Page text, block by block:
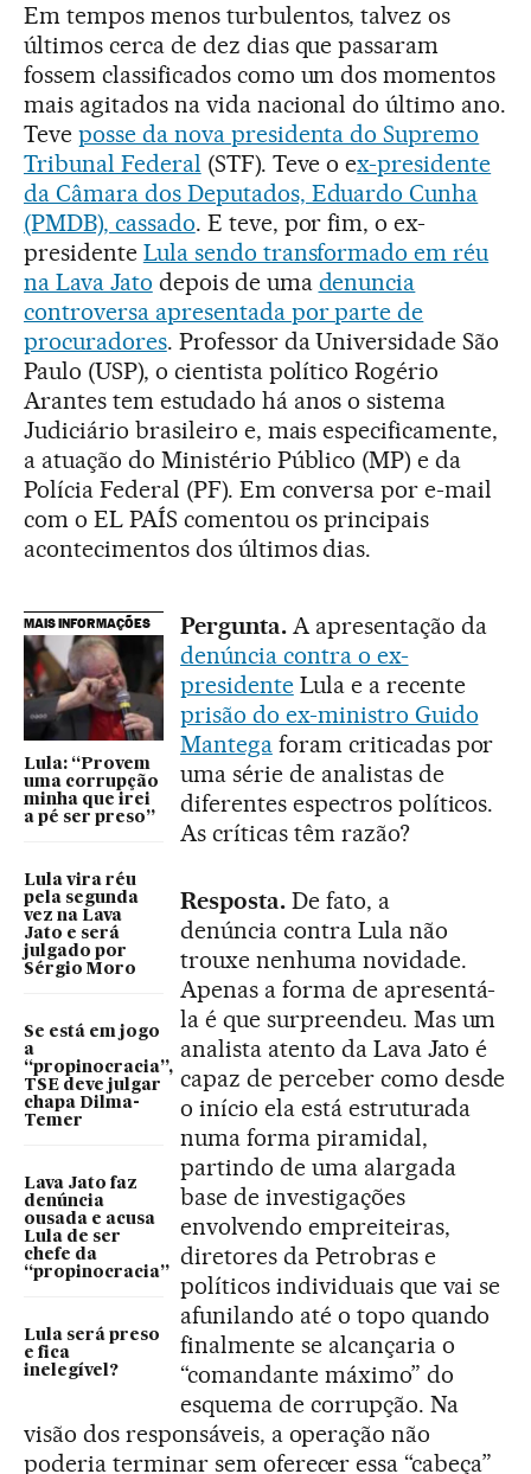
Em tempos menos turbulentos, talvez os
últimos cerca de dez dias que passaram
fossem classificados como um dos momentos
mais agitados na vida nacional do último ano.
Teve posse da nova presidenta do Supremo
Tribunal Federal (STF). Teve o ex-presidente
da Câmara dos Deputados, Eduardo Cunha
(PMDB), cassado. E teve, por fim, o ex-
presidente Lula sendo transformado em réu
na Lava Jato depois de uma denuncia
controversa apresentada por parte de
procuradores. Professor da Universidade São
Paulo (USP), o cientista político Rogério
Arantes tem estudado há anos o sistema
Judiciário brasileiro e, mais especificamente,
a atuação do Ministério Público (MP) e da
Polícia Federal (PF). Em conversa por e-mail
com o EL PAÍS comentou os principais
acontecimentos dos últimos dias.
MAIS INFORMAÇÕES
Lula: “Provem
uma corrupção
minha que irei
a pé ser preso”
Lula vira réu
pela segunda
vez na Lava
Jato e será
julgado por
Sérgio Moro
Se está em jogo
a
“propinocracia”,
TSE deve julgar
chapa Dilma-
Temer
Lava Jato faz
denúncia
ousada e acusa
Lula de ser
chefe da
“propinocracia”
Lula será preso
e fica
inelegível?
Pergunta.A apresentação da
denúncia contra o ex-
presidenteLula e a recente
prisão do ex-ministro Guido
Mantegaforam criticadas por
uma série de analistas de
diferentes espectros políticos.
As críticas têm razão?
Resposta.De fato, a
denúncia contra Lula não
trouxe nenhuma novidade.
Apenas a forma de apresentá-
la é que surpreendeu. Mas um
analista atento da Lava Jato é
capaz de perceber como desde
o início ela está estruturada
numa forma piramidal,
partindo de uma alargada
base de investigações
envolvendo empreiteiras,
diretores da Petrobras e
políticos individuais que vai se
afunilando até o topo quando
finalmente se alcançaria o
“comandante máximo” do
esquema de corrupção. Na
visão dos responsáveis, a operação não
poderia terminar sem oferecer essa “cabeça”